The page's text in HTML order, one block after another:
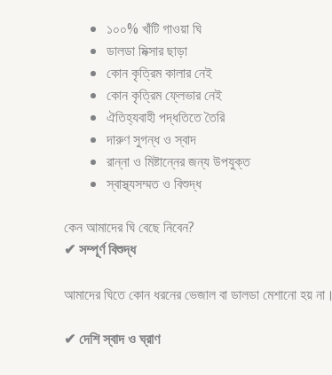
১০০% খাঁটি গাওয়া ঘি
ডালডা মিক্সার ছাড়া
কোন কৃত্রিম কালার নেই
কোন কৃত্রিম ফ্লেভার নেই
ঐতিহ্যবাহী পদ্ধতিতে তৈরি
দারুণ সুগন্ধ ও স্বাদ
রান্না ও মিষ্টান্নের জন্য উপযুক্ত
স্বাস্থ্যসম্মত ও বিশুদ্ধ
কেন আমাদের ঘি বেছে নিবেন?
✔ সম্পূর্ণ বিশুদ্ধ
আমাদের ঘিতে কোন ধরনের ভেজাল বা ডালডা মেশানো হয় না।
✔ দেশি স্বাদ ও ঘ্রাণ